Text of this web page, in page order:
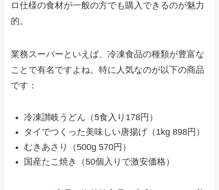
ロ仕様の食材が一般の方でも購入できるのが魅力
的。
業務スーパーといえば、冷凍食品の種類が豊富な
ことで有名ですよね。特に人気なのが以下の商品
です：
冷凍讃岐うどん（5食入り178円）
タイでつくった美味しい唐揚げ（1kg 898円）
むきあさり（500g 570円）
国産たこ焼き（50個入りで激安価格）